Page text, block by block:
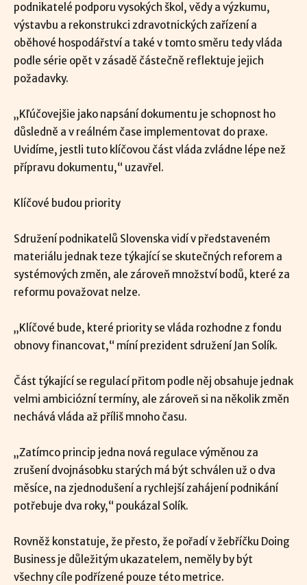
podnikatelé podporu vysokých škol, vědy a výzkumu,
výstavbu a rekonstrukci zdravotnických zařízení a
oběhové hospodářství a také v tomto směru tedy vláda
podle série opět v zásadě částečně reflektuje jejich
požadavky.
„Kľúčovejšie jako napsání dokumentu je schopnost ho
důsledně a v reálném čase implementovat do praxe.
Uvidíme, jestli tuto klíčovou část vláda zvládne lépe než
přípravu dokumentu,“ uzavřel.
Klíčové budou priority
Sdružení podnikatelů Slovenska vidí v představeném
materiálu jednak teze týkající se skutečných reforem a
systémových změn, ale zároveň množství bodů, které za
reformu považovat nelze.
„Klíčové bude, které priority se vláda rozhodne z fondu
obnovy financovat,“ míní prezident sdružení Jan Solík.
Část týkající se regulací přitom podle něj obsahuje jednak
velmi ambiciózní termíny, ale zároveň si na několik změn
nechává vláda až příliš mnoho času.
„Zatímco princip jedna nová regulace výměnou za
zrušení dvojnásobku starých má být schválen už o dva
měsíce, na zjednodušení a rychlejší zahájení podnikání
potřebuje dva roky,“ poukázal Solík.
Rovněž konstatuje, že přesto, že pořadí v žebříčku Doing
Business je důležitým ukazatelem, neměly by být
všechny cíle podřízené pouze této metrice.